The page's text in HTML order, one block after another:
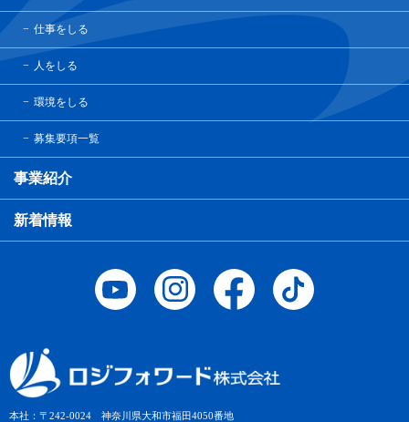
本社：〒242-0024 神奈川県大和市福田4050番地
仕事をしる
人をしる
環境をしる
募集要項一覧
事業紹介
新着情報